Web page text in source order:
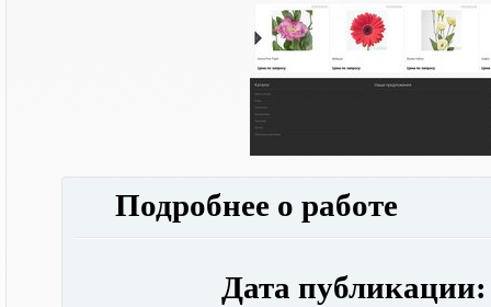
Подробнее о работе
Дата публикации: